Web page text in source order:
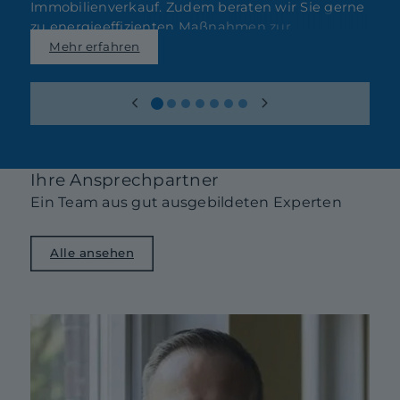
Immobilienverkauf. Zudem beraten wir Sie gerne
zu energieeffizienten Maßnahmen zur
Wertsteigerung.
Mehr erfahren
Ihre Ansprechpartner
Ein Team aus gut ausgebildeten Experten
Alle ansehen